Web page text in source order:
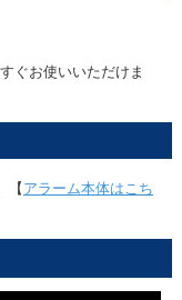
ぐお使いいただけま
【 アラーム本体はこち